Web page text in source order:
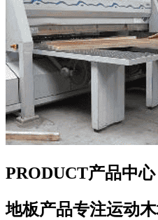
PRODUCT产品中心
地板产品专注运动